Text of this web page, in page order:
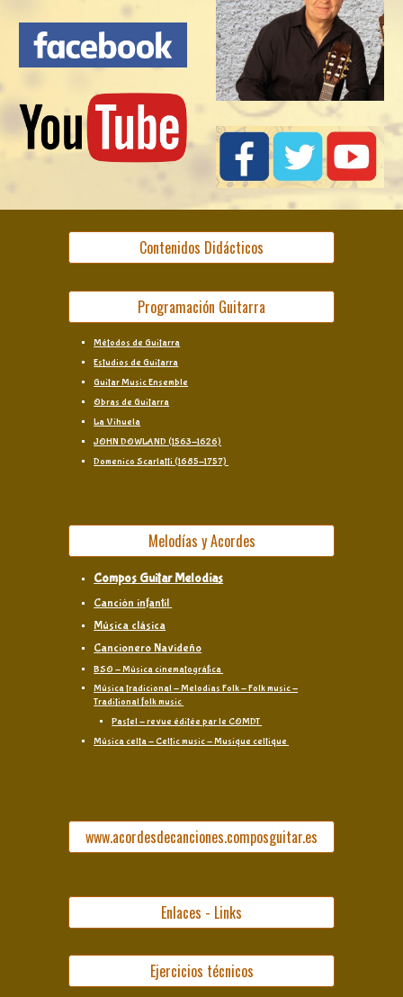
Contenidos Didácticos
Programación Guitarra
Métodos de Guitarra
Estudios de Guitarra
Guitar Music Ensemble
Obras de Guitarra
La Vihuela
JOHN DOWLAND (1563-1626)
Domenico Scarlatti (1685-1757)
Melodías y Acordes
Compos Guitar Melodías
Canción infantil
Música clásica
Cancionero Navideño
BSO - Música cinematográfica
Música tradicional - Melodías Folk - Folk music -
Traditional folk music
Pastel - revue éditée par le COMDT
Música celta - Celtic music - Musique celtique
www.acordesdecanciones.composguitar.es
Enlaces - Links
Ejercicios técnicos